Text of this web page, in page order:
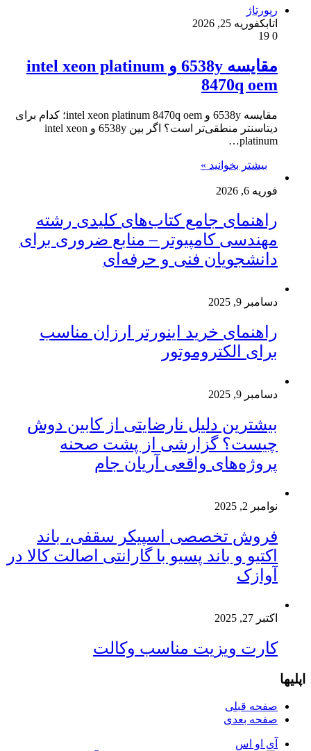
رپورتاژ
اتابکفوریه 25, 2026
0
مقایسه 6538y و intel xeon platinum
8470q oem
مقایسه 6538y و intel xeon platinum 8470q oem؛ کدام برای
دیتاسنتر منطقی‌تر است؟ اگر بین 6538y و intel xeon
platinum…
بیشتر بخوانید »
فوریه 6, 2026
راهنمای جامع کتاب‌های کلیدی رشته
مهندسی کامپیوتر – منابع ضروری برای
دانشجویان فنی و حرفه‌ای
دسامبر 9, 2025
راهنمای خرید اینورتر ارزان مناسب
برای الکتروموتور
دسامبر 9, 2025
بیشترین دلیل نارضایتی از کابین دوش
چیست؟ گزارشی از پشت صحنه
پروژه‌های واقعی آریان جام
نوامبر 2, 2025
فروش تخصصی اسپیکر سقفی، باند
اکتیو و باند پسیو با گارانتی اصالت کالا در
آوازک
اکتبر 27, 2025
کارت ویزیت مناسب وکالت
اپلیها
صفحه قبلی
صفحه بعدی
آی او اس